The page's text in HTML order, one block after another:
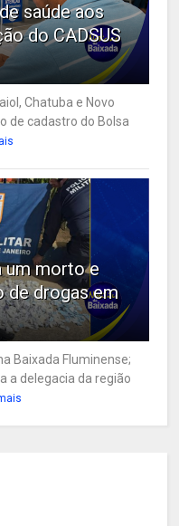
saúde aos
do CADSUS
Chatuba e Novo
de cadastro do Bolsa
um morto e
de drogas em
Baixada Fluminense;
a delegacia da região